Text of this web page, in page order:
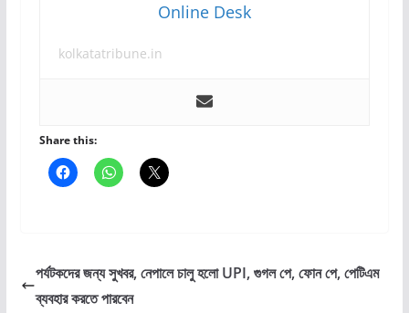
Online Desk
kolkatatribune.in
Share this:
পর্যটকদের জন্য সুখবর, নেপালে চালু হলো UPI, গুগল পে, ফোন পে, পেটিএম
ব্যবহার করতে পারবেন